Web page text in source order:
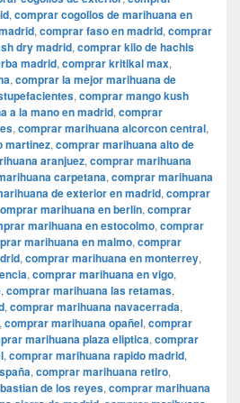
, comprar cogollos de marihuana en
, comprar faso en madrid, comprar
dry madrid, comprar kilo de hachis
madrid, comprar kritikal max,
, comprar la mejor marihuana de
, comprar mango kush
a la mano en madrid, comprar
, comprar marihuana alcorcon central,
martinez, comprar marihuana alto de
aranjuez, comprar marihuana
carpetana, comprar marihuana
de exterior en madrid, comprar
marihuana en berlin, comprar
marihuana en estocolmo, comprar
marihuana en malmo, comprar
, comprar marihuana en monterrey,
, comprar marihuana en vigo,
, comprar marihuana las retamas,
, comprar marihuana navacerrada,
, comprar marihuana opañel, comprar
marihuana plaza eliptica, comprar
, comprar marihuana rapido madrid,
, comprar marihuana retiro,
de los reyes, comprar marihuana